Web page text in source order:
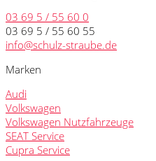
03 69 5 / 55 60 0
03 69 5 / 55 60 55
info@schulz-straube.de
Marken
Audi
Volkswagen
Volkswagen Nutzfahrzeuge
SEAT Service
Cupra Service